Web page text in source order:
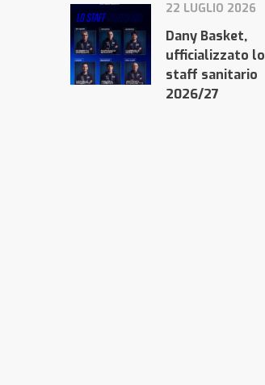
22 LUGLIO 2026
Dany Basket,
ufficializzato lo
staff sanitario
2026/27